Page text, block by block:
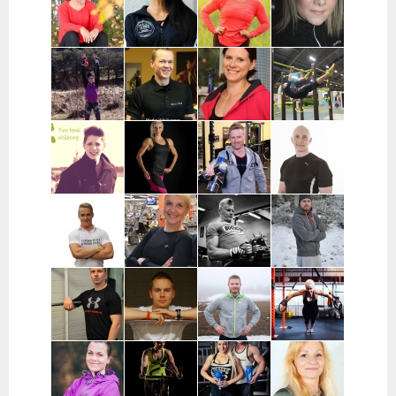
Turku
Nummela,
Pääkaupunkiseutu
Espoo ja
Vantaa
Siiri Valkonen
| Kuopio,
Siilinjärvi
Jaana Manner
| Etelä-
Pohjanmaa ja
Seinäjoki
Laura Helin |
Varsinais-
Suomi
Reija
Koskenlaine |
Raahe,
Pyhäjoki,
Oulainen,
Kalajoki
Marjo
Kiviniemi |
Rovaniemi
Marko
Vähäkangas |
Oulu
Piia Mäkelä
|Satakunta
Petteri Avola |
Nokia,
Ylöjärvi,
Tampere
Eveliina
Christoforou |
Tampere
Marianne
Kankaisto |
Tampere
Teemu Ratus |
Tampere
Mister Fitmaker |
Tampere ja
ympäristökunnat
Timonen |
Kuopio
Hartikainen |
Mikkeli, Juva,
Mäntyharju,
Pieksämäki
Anssi Rönkä |
Kuopio,
Siilinjärvi
Nikke
Tuhkanen |
Mikkeli, Juva,
Savonlinna
Markus Piispa
| Mikkeli,
Savonlinna,
Juva
Elias Reijonen |
Turku,
Pääkaupunkiseutu
Aku Borenius
| Tampereen
ja Turun alue
ja lähikunnat
Virpi
Lautamatti |
Varsinais-
Suomi, Turku,